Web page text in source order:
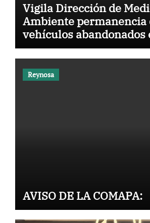
Vigila Dirección de
Ambiente permanencia
vehículos abandonados
pública
Reynosa
AVISO DE LA COMAPA: